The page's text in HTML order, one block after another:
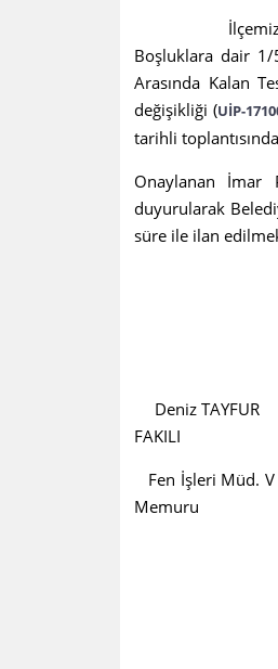
İlçemiz
Boşluklara dair 1/
Arasında Kalan
değişikliği (UİP-
tarihli
Onaylanan İmar
duyurularak
süre ile ilan
Deniz
FAKILI
Fen
Memuru